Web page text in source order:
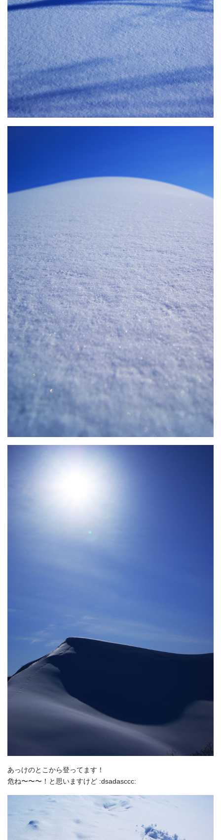
あっけのとこから登ってます！
危ね〜〜〜！と思いますけど :dsadasccc: